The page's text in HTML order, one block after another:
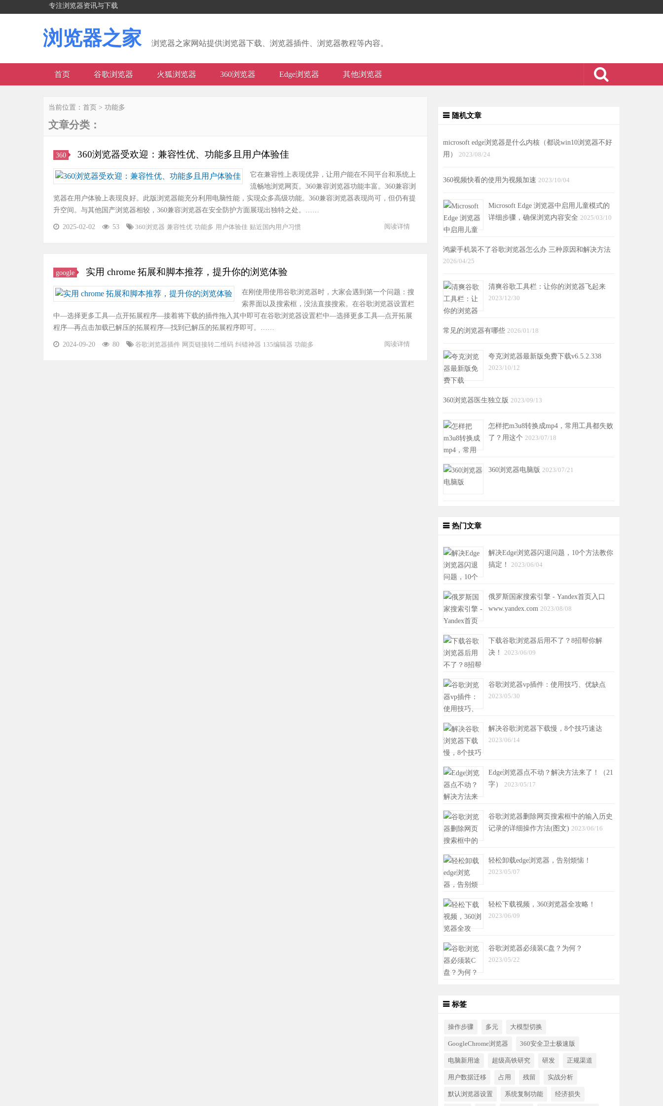
专注浏览器资讯与下载
浏览器之家 浏览器之家网站提供浏览器下载、浏览器插件、浏览器教程等内容。
首页 谷歌浏览器 火狐浏览器 360浏览器 Edge浏览器 其他浏览器
当前位置： 首页 > 功能多
文章分类：
360 360浏览器受欢迎：兼容性优、功能多且用户体验佳
它在兼容性上表现优异，让用户能在不同平台和系统上
流畅地浏览网页。360兼容浏览器功能丰富。360兼容浏
览器在用户体验上表现良好。此版浏览器能充分利用电脑性能，实现众多高级功能。360兼容浏览器表现尚可，但仍有提
升空间。与其他国产浏览器相较，360兼容浏览器在安全防护方面展现出独特之处。……
2025-02-02 53 360浏览器 兼容性优 功能多 用户体验佳 贴近国内用户习惯 阅读详情
google 实用 chrome 拓展和脚本推荐，提升你的浏览体验
在刚使用使用谷歌浏览器时，大家会遇到第一个问题：搜
索界面以及搜索框，没法直接搜索。在谷歌浏览器设置栏
中—选择更多工具—点开拓展程序—接着将下载的插件拖入其中即可在谷歌浏览器设置栏中—选择更多工具—点开拓展
程序—再点击加载已解压的拓展程序—找到已解压的拓展程序即可。……
2024-09-20 80 谷歌浏览器插件 网页链接转二维码 纠错神器 135编辑器 功能多 阅读详情
随机文章
microsoft edge浏览器是什么内核（都说win10浏览器不好
用） 2023/08/24
360视频快看的使用为视频加速 2023/10/04
Microsoft Edge 浏览器中启用儿童模式的
详细步骤，确保浏览内容安全 2025/03/10
鸿蒙手机装不了谷歌浏览器怎么办 三种原因和解决方法
2026/04/25
清爽谷歌工具栏：让你的浏览器飞起来
2023/12/30
常见的浏览器有哪些 2026/01/18
夸克浏览器最新版免费下载v6.5.2.338
2023/10/12
360浏览器医生独立版 2023/09/13
怎样把m3u8转换成mp4，常用工具都失败
了？用这个 2023/07/18
360浏览器电脑版 2023/07/21
热门文章
解决Edge浏览器闪退问题，10个方法教你
搞定！ 2023/06/04
俄罗斯国家搜索引擎 - Yandex首页入口
www.yandex.com 2023/08/08
下载谷歌浏览器后用不了？8招帮你解
决！ 2023/06/09
谷歌浏览器vp插件：使用技巧、优缺点
2023/05/30
解决谷歌浏览器下载慢，8个技巧速达
2023/06/14
Edge浏览器点不动？解决方法来了！（21
字） 2023/05/17
谷歌浏览器删除网页搜索框中的输入历史
记录的详细操作方法(图文) 2023/06/16
轻松卸载edge浏览器，告别烦恼！
2023/05/07
轻松下载视频，360浏览器全攻略！
2023/06/09
谷歌浏览器必须装C盘？为何？
2023/05/22
标签
操作步骤 多元 大模型切换
GoogleChrome浏览器 360安全卫士极速版
电脑新用途 超级高铁研究 研发 正规渠道
用户数据迁移 占用 残留 实战分析
默认浏览器设置 系统复制功能 经济损失